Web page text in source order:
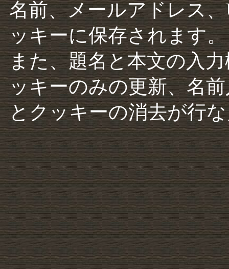
名前、メールアドレス
ッキーに保存されます。
また、題名と本文の入
ッキーのみの更新、名
とクッキーの消去が行